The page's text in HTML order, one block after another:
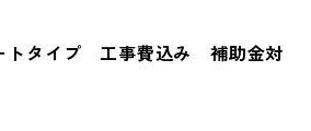
トタイプ 工事費込み 補助金対